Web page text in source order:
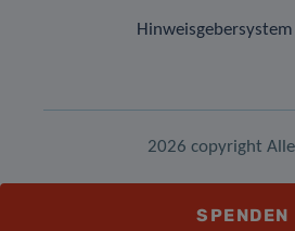
Hinweisgebersystem
2026 copyright
SPENDEN